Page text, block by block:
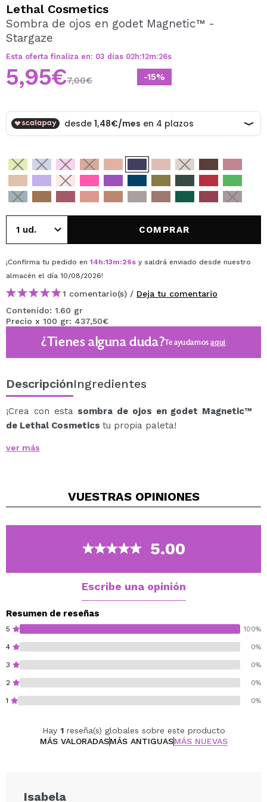
Al crear una cuenta en Maquillalia.com podrás realizar
tus compras rápidamente, revisar el estado de tus
Lethal Cosmetics
Sombra de ojos en godet Magnetic™ -
Stargaze
Esta oferta finaliza en: 03 días 02h:12m:26s
-15%
5,95€7,00€
COMPRAR
¡Confirma tu pedido en 14h:13m:26s y saldrá enviado desde nuestro
almacén el día 10/08/2026!
1 comentario(s) / Deja tu comentario
Contenido: 1.60 gr
Precio x 100 gr: 437,50€
¿Tienes alguna duda?Te ayudamosaquí
DescripciónIngredientes
¡Crea con esta sombra de ojos en godet Magnetic™
de Lethal Cosmetics tu propia paleta!
una pigmentación extrema, fácil de aplicar y difuminar
lo más duradera para un acabado impecable e intacto
Las sombras MAGNETIC™ están disponibles en una
amplia gama de tonos y multitud de acabados, para
que customices tu propia paleta con tus sombras
Sombras perfectas para incluir en tus paletas
26mm x 26mm.
Cruelty free.
Vegan.
Gluten free.
ver más
VUESTRAS OPINIONES
5.00
Escribe una opinión
Resumen de reseñas
5 100%
4 0%
3 0%
2 0%
1 0%
Hay 1reseña(s) globales sobre este producto
MÁS VALORADASMÁS ANTIGUASMÁS NUEVAS
Isabela